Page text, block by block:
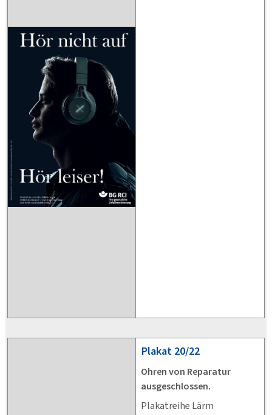
Plakat 20/22
Ohren von Reparatur
ausgeschlossen.
Plakatreihe Lärm